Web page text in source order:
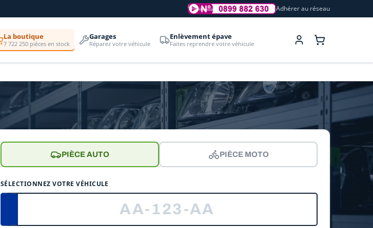
Adhérer au réseau
La boutique
7 722 250 pièces en stock
Garages
Réparez votre véhicule
Enlèvement épave
Faites reprendre votre véhicule
PIÈCE AUTO PIÈCE MOTO
SÉLECTIONNEZ VOTRE VÉHICULE